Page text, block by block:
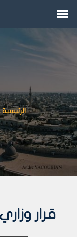
الرئيسية
قرار وزاري رقم